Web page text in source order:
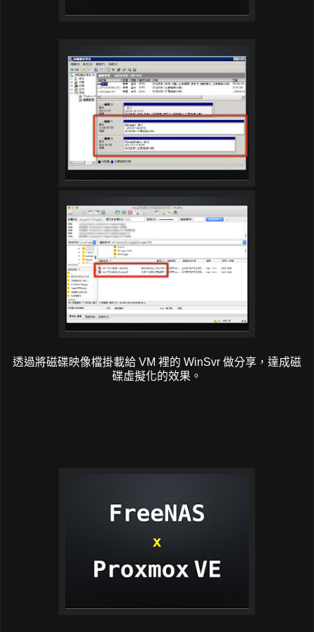
透過將磁碟映像檔掛載給 VM 裡的 WinSvr 做分享，達成磁
碟虛擬化的效果。